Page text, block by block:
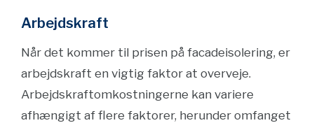
Arbejdskraft
Når det kommer til prisen på facadeisolering, er
arbejdskraft en vigtig faktor at overveje.
Arbejdskraftomkostningerne kan variere
afhængigt af flere faktorer, herunder omfanget